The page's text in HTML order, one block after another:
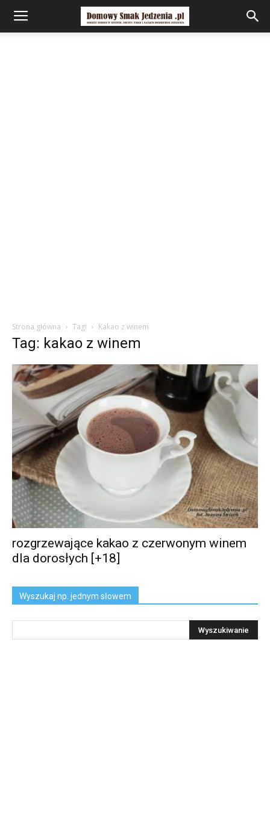
Strona główna Tagi Kakao z winem
Tag: kakao z winem
rozgrzewające kakao z czerwonym winem
dla dorosłych [+18]
Wyszukaj np. jednym słowem